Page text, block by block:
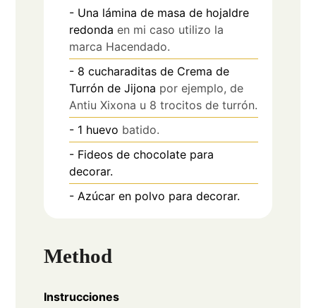
- Una lámina de masa de hojaldre
redonda en mi caso utilizo la
marca Hacendado.
- 8 cucharaditas de Crema de
Turrón de Jijona por ejemplo, de
Antiu Xixona u 8 trocitos de turrón.
- 1 huevo batido.
- Fideos de chocolate para
decorar.
- Azúcar en polvo para decorar.
Method
Instrucciones